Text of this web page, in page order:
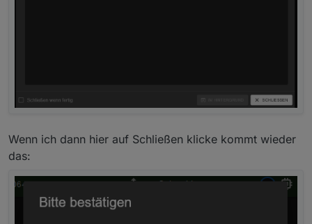
Wenn ich dann hier auf Schließen klicke kommt wieder
das: